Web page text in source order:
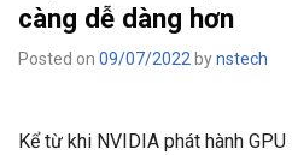
càng dễ dàng hơn
Posted on 09/07/2022 bynstech
Kể từ khi NVIDIA phát hành